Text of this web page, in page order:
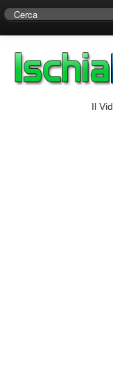
Centro di Ricerche
Il